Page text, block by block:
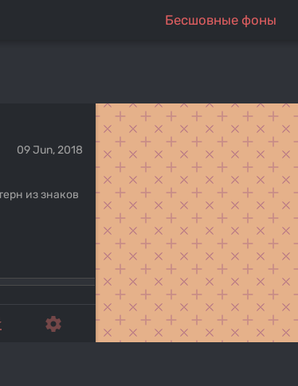
Бесшовные фоны
09 Jun, 2018
из знаков
settings